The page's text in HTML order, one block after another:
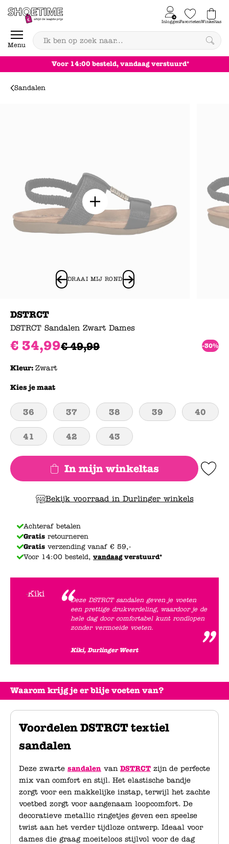
Skip to content
Menu
InloggenFavorietenWinkeltas
0
Achteraf betalen
Sandalen
DRAAI MIJ ROND
Waarom krijg je er blije voeten van?
Voordelen DSTRCT textiel
sandalen
Deze zwarte sandalen van DSTRCT zijn de perfecte
mix van comfort en stijl. Het elastische bandje
zorgt voor een makkelijke instap, terwijl het zachte
voetbed zorgt voor aangenaam loopcomfort. De
decoratieve metallic ringetjes geven een speelse
twist aan het verder tijdloze ontwerp. Ideaal voor
dames die graag moeiteloos stijlvol voor de dag
DSTRCT
DSTRCT Sandalen Zwart Dames
€ 34,99€ 49,99 -30%
Kleur: Zwart
Kies je maat
36 37 38 39 40
41 42 43
In mijn winkeltas Add to
Bekijk voorraad in Durlinger winkels
Achteraf betalen
Gratis retourneren
Gratis verzending vanaf € 59,-
Voor 14:00 besteld, vandaagverstuurd*
Deze DSTRCT sandalen geven je voeten
een prettige drukverdeling, waardoor je de
hele dag door comfortabel kunt rondlopen
zonder vermoeide voeten.
Kiki, Durlinger Weert